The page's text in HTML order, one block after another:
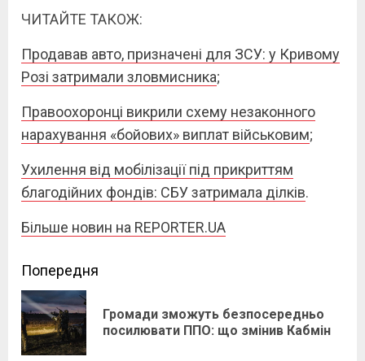
ЧИТАЙТЕ ТАКОЖ:
Продавав авто, призначені для ЗСУ: у Кривому
Розі затримали зловмисника;
Правоохоронці викрили схему незаконного
нарахування «бойових» виплат військовим;
Ухилення від мобілізації під прикриттям
благодійних фондів: СБУ затримала ділків.
Більше новин на REPORTER.UA
Continue
Reading
Попередня
Громади зможуть безпосередньо
посилювати ППО: що змінив Кабмін